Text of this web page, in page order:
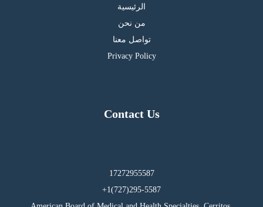
الرئيسية
من نحن
تواصل معنا
Privacy Policy
Contact Us
17272955587
295-5587(727)1+